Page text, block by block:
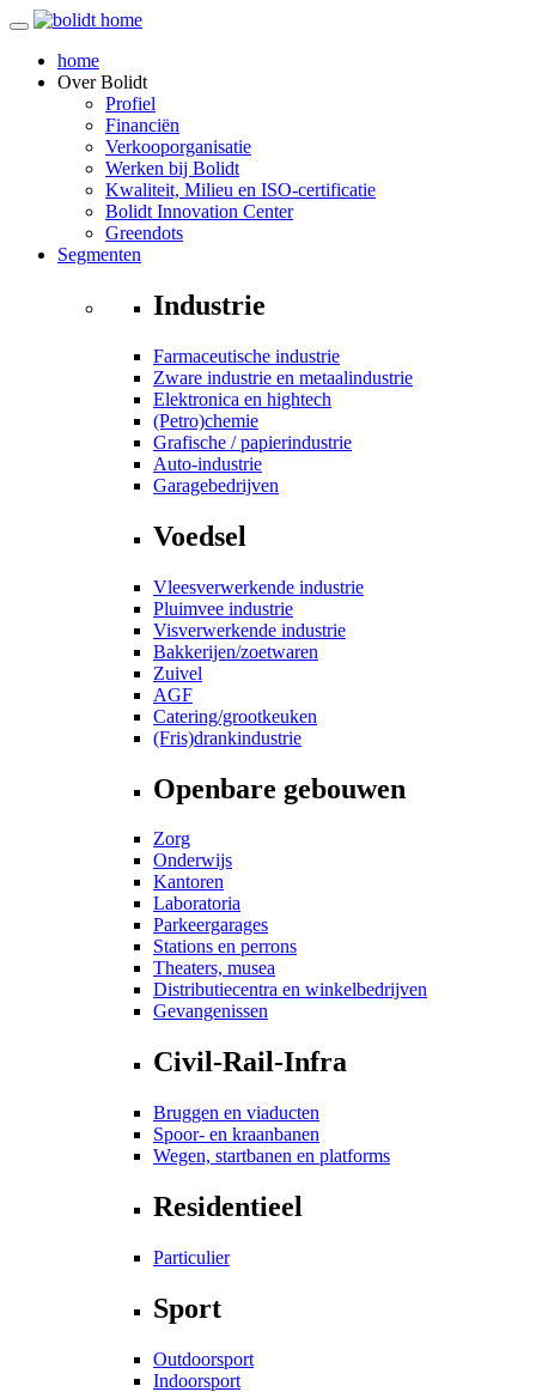
home
OverBolidt
Profiel
Financiën
Verkooporganisatie
Werken bij Bolidt
Kwaliteit, Milieu en ISO-certificatie
Bolidt Innovation Center
Greendots
Segmenten
Industrie
Farmaceutische industrie
Zware industrie en metaalindustrie
Elektronica en hightech
(Petro)chemie
Grafische / papierindustrie
Auto-industrie
Garagebedrijven
Voedsel
Vleesverwerkende industrie
Pluimvee industrie
Visverwerkende industrie
Bakkerijen/zoetwaren
Zuivel
AGF
Catering/grootkeuken
(Fris)drankindustrie
Openbare gebouwen
Zorg
Onderwijs
Kantoren
Laboratoria
Parkeergarages
Stations en perrons
Theaters, musea
Distributiecentra en winkelbedrijven
Gevangenissen
Civil-Rail-Infra
Bruggen en viaducten
Spoor- en kraanbanen
Wegen, startbanen en platforms
Residentieel
Particulier
Sport
Outdoorsport
Indoorsport